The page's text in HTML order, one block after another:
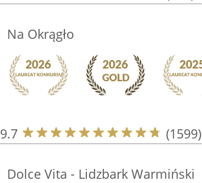
Na Okrągło
9.7 (1599)
Dolce Vita - Lidzbark Warmiński